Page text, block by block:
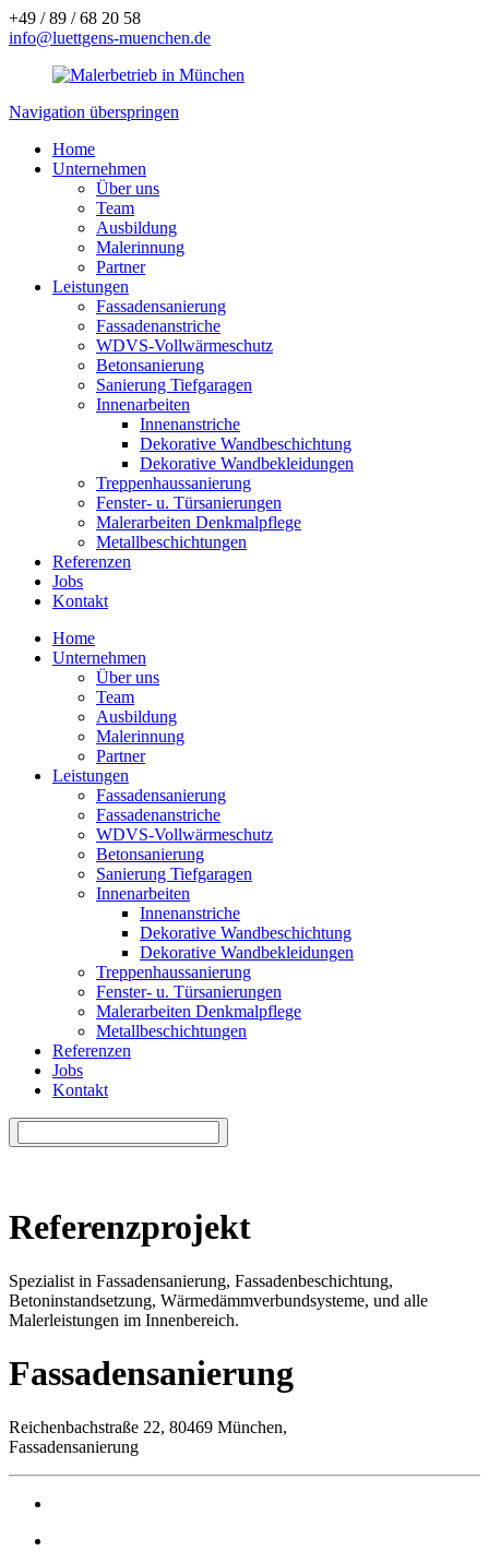
+49 / 89 / 68 20 58
info@luettgens-muenchen.de
Navigation überspringen
Home
Unternehmen
Über uns
Team
Ausbildung
Malerinnung
Partner
Leistungen
Fassadensanierung
Fassadenanstriche
WDVS-Vollwärmeschutz
Betonsanierung
Sanierung Tiefgaragen
Innenarbeiten
Innenanstriche
Dekorative Wandbeschichtung
Dekorative Wandbekleidungen
Treppenhaussanierung
Fenster- u. Türsanierungen
Malerarbeiten Denkmalpflege
Metallbeschichtungen
Referenzen
Jobs
Kontakt
Home
Unternehmen
Über uns
Team
Ausbildung
Malerinnung
Partner
Leistungen
Fassadensanierung
Fassadenanstriche
WDVS-Vollwärmeschutz
Betonsanierung
Sanierung Tiefgaragen
Innenarbeiten
Innenanstriche
Dekorative Wandbeschichtung
Dekorative Wandbekleidungen
Treppenhaussanierung
Fenster- u. Türsanierungen
Malerarbeiten Denkmalpflege
Metallbeschichtungen
Referenzen
Jobs
Kontakt
Referenzprojekt
Spezialist in Fassadensanierung, Fassadenbeschichtung,
Betoninstandsetzung, Wärmedämmverbundsysteme, und alle
Malerleistungen im Innenbereich.
Fassadensanierung
Reichenbachstraße 22, 80469 München,
Fassadensanierung